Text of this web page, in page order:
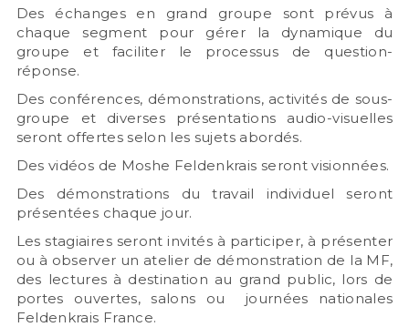
Des échanges en grand groupe sont prévus à
chaque segment pour gérer la dynamique du
groupe et faciliter le processus de question-
réponse.
Des conférences, démonstrations, activités de sous-
groupe et diverses présentations audio-visuelles
seront offertes selon les sujets abordés.
Des vidéos de Moshe Feldenkrais seront visionnées.
Des démonstrations du travail individuel seront
présentées chaque jour.
Les stagiaires seront invités à participer, à présenter
ou à observer un atelier de démonstration de la MF,
des lectures à destination au grand public, lors de
portes ouvertes, salons ou journées nationales
Feldenkrais France.